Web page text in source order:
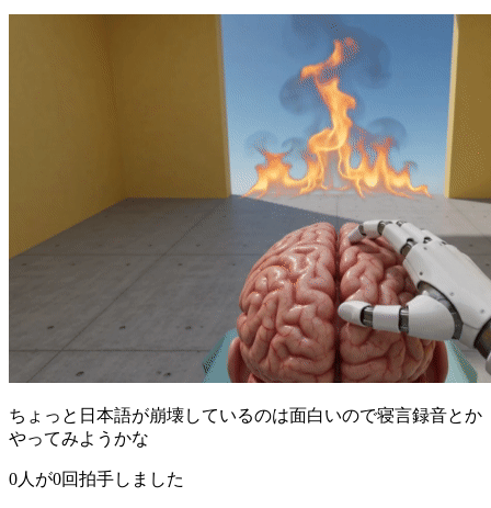
ちょっと日本語が崩壊しているのは面白いので寝言録音とか
やってみようかな
0人が0回拍手しました